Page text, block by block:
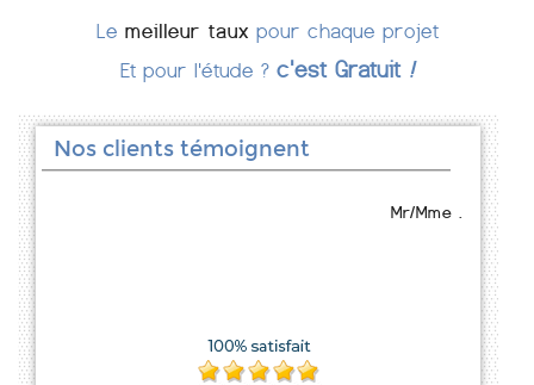
Le meilleur taux pour chaque projet
Et pour l'étude ? c'est Gratuit !
Nos clients témoignent
Mr/Mme .